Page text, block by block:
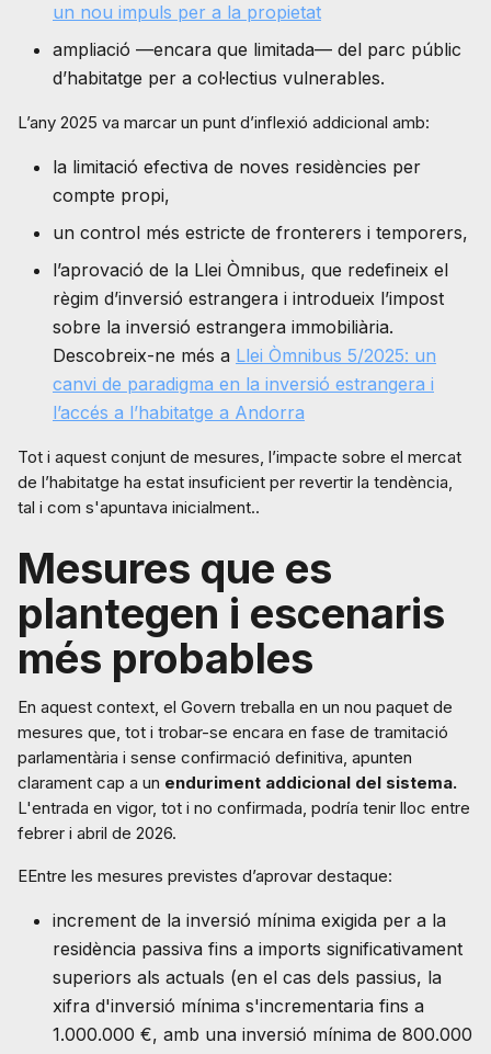
un nou impuls per a la propietat
ampliació —encara que limitada— del parc públic
d’habitatge per a col·lectius vulnerables.
L’any 2025 va marcar un punt d’inflexió addicional amb:
la limitació efectiva de noves residències per
compte propi,
un control més estricte de fronterers i temporers,
l’aprovació de la Llei Òmnibus, que redefineix el
règim d’inversió estrangera i introdueix l’impost
sobre la inversió estrangera immobiliària.
Descobreix-ne més a Llei Òmnibus 5/2025: un
canvi de paradigma en la inversió estrangera i
l’accés a l’habitatge a Andorra
Tot i aquest conjunt de mesures, l’impacte sobre el mercat
de l’habitatge ha estat insuficient per revertir la tendència,
tal i com s'apuntava inicialment..
Mesures que es
plantegen i escenaris
més probables
En aquest context, el Govern treballa en un nou paquet de
mesures que, tot i trobar-se encara en fase de tramitació
parlamentària i sense confirmació definitiva, apunten
clarament cap a un enduriment addicional del sistema.
L'entrada en vigor, tot i no confirmada, podría tenir lloc entre
febrer i abril de 2026.
EEntre les mesures previstes d’aprovar destaque:
increment de la inversió mínima exigida per a la
residència passiva fins a imports significativament
superiors als actuals (en el cas dels passius, la
xifra d'inversió mínima s'incrementaria fins a
1.000.000 €, amb una inversió mínima de 800.000